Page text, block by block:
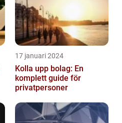
17 januari 2024
Kolla upp bolag: En
komplett guide för
privatpersoner